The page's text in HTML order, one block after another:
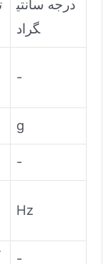
درجه سانتی
گراد
-
g
-
Hz
-